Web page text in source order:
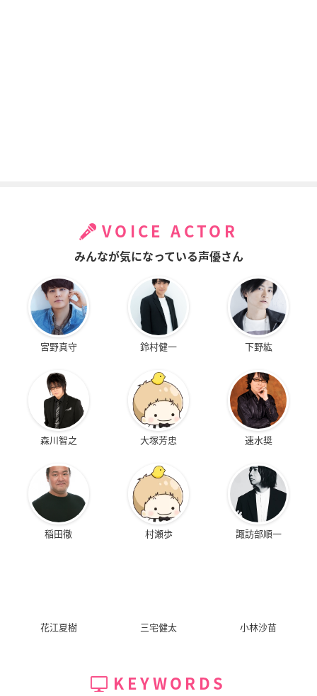
VOICE ACTOR
みんなが気になっている声優さん
宮野真守 鈴村健一 下野紘
森川智之 大塚芳忠 速水奨
稲田徹 村瀬歩 諏訪部順一
花江夏樹 三宅健太 小林沙苗
KEYWORDS